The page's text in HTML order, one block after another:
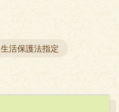
生活保護法指定